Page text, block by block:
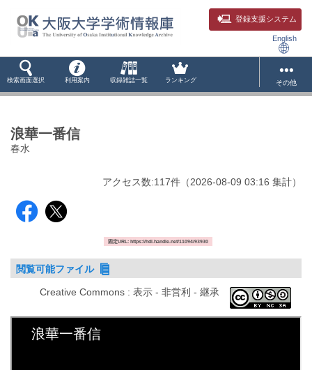
登録支援システム
English
検索画面選択 利用案内 収録雑誌一覧 ランキング その他
浪華一番信
春水
アクセス数:117件 （2026-08-09 03:16 集計）
固定URL: https://hdl.handle.net/11094/93930
閲覧可能ファイル
Creative Commons : 表示 - 非営利 - 継承